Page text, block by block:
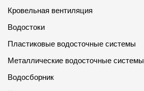
Кровельная вентиляция
Водостоки
Пластиковые водосточные системы
Металлические водосточные системы
Водосборник